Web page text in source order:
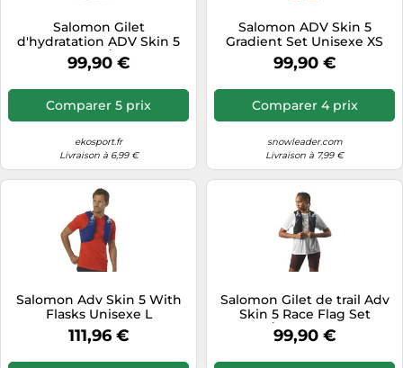
Salomon Gilet
d'hydratation ADV Skin 5
Homme Gris/argent XL
99,90 €
Comparer 5 prix
ekosport.fr
Livraison à 6,99 €
Salomon ADV Skin 5
Gradient Set Unisexe XS
99,90 €
Comparer 4 prix
snowleader.com
Livraison à 7,99 €
Salomon Adv Skin 5 With
Flasks Unisexe L
111,96 €
Salomon Gilet de trail Adv
Skin 5 Race Flag Set
Noir/Blanc Taille XS
99,90 €